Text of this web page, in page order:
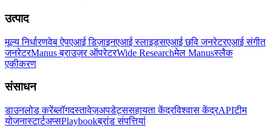
उत्पाद
मूल्य निर्धारणवेब ऐपएआई डिज़ाइनएआई स्लाइड्सएआई छवि जनरेटरएआई संगीत
जनरेटरManus ब्राउज़र ऑपरेटरWide Researchमेल Manusस्लैक
एकीकरण
संसाधन
डाउनलोड करेंब्लॉगदस्तावेज़अपडेट्ससहायता केंद्रविश्वास केंद्रAPIटीम
योजनास्टार्टअप्सPlaybookब्रांड संपत्तियां